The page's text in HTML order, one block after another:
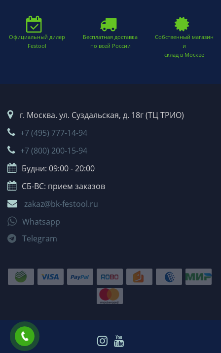
Официальный дилер
Festool
Бесплатная доставка
по всей России
Собственный магазин
и
склад в Москве
г. Москва. ул. Суздальская, д. 18г (ТЦ ТРИО)
+7 (495) 777-14-94
+7 (800) 200-15-94
Будни: 09:00 - 20:00
СБ-ВС: прием заказов
zakaz@bk-festool.ru
Whatsapp
Telegram